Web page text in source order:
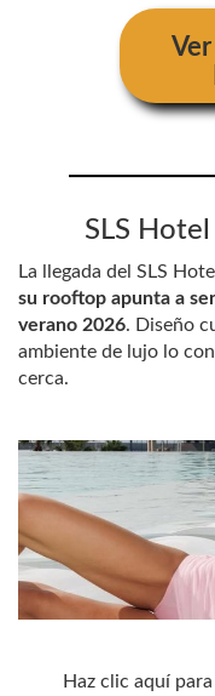
Ver
SLS
La llegada del SLS
su rooftop apunta a
verano 2026. Diseño
ambiente de lujo lo
cerca.
Haz clic aquí